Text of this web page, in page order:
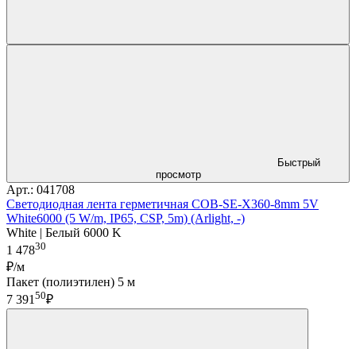
Быстрый
просмотр
Арт.: 041708
Светодиодная лента герметичная COB-SE-X360-8mm 5V
White6000 (5 W/m, IP65, CSP, 5m) (Arlight, -)
White | Белый 6000 K
1 47830
₽/м
Пакет (полиэтилен) 5 м
7 39150₽